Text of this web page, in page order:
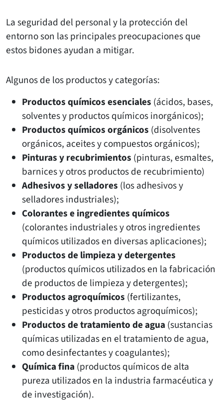
La seguridad del personal y la protección del
entorno son las principales preocupaciones que
estos bidones ayudan a mitigar.
Algunos de los productos y categorías:
Productos químicos esenciales (ácidos, bases,
solventes y productos químicos inorgánicos);
Productos químicos orgánicos (disolventes
orgánicos, aceites y compuestos orgánicos);
Pinturas y recubrimientos (pinturas, esmaltes,
barnices y otros productos de recubrimiento)
Adhesivos y selladores (los adhesivos y
selladores industriales);
Colorantes e ingredientes químicos
(colorantes industriales y otros ingredientes
químicos utilizados en diversas aplicaciones);
Productos de limpieza y detergentes
(productos químicos utilizados en la fabricación
de productos de limpieza y detergentes);
Productos agroquímicos (fertilizantes,
pesticidas y otros productos agroquímicos);
Productos de tratamiento de agua (sustancias
químicas utilizadas en el tratamiento de agua,
como desinfectantes y coagulantes);
Química fina (productos químicos de alta
pureza utilizados en la industria farmacéutica y
de investigación).